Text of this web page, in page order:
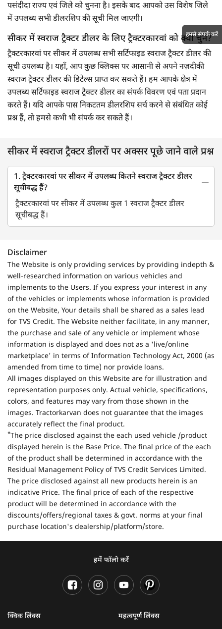
पसंदीदा राज्य एवं जिले को चुनना है। इसके बाद आपको उस विशेष जिले
में उपलब्ध सभी डीलरशिप की सूची मिल जाएगी।
सीकर में स्वराज ट्रैक्टर डीलर के लिए ट्रैक्टरकारवां को क्यों चुनें?
ट्रैक्टरकारवां पर सीकर में उपलब्ध सभी सर्टिफाइड स्वराज ट्रैक्टर डीलर की
सूची उपलब्ध है। यहाँ, आप कुछ क्लिक्स पर आसानी से अपने नज़दीकी
स्वराज ट्रैक्टर डीलर की डिटेल्स प्राप्त कर सकते हैं। हम आपके क्षेत्र में
उपलब्ध सर्टिफाइड स्वराज ट्रैक्टर डीलर का संपर्क विवरण एवं पता प्रदान
करते हैं। यदि आपके पास निकटतम डीलरशिप सर्च करने से संबंधित कोई
प्रश्न हैं, तो हमसे कभी भी संपर्क कर सकते हैं।
सीकर में स्वराज ट्रैक्टर डीलरों पर अक्सर पूछे जाने वाले प्रश्न
1. ट्रैक्टरकारवां पर सीकर में उपलब्ध कितने स्वराज ट्रैक्टर डीलर
सूचीबद्ध हैं?
ट्रैक्टरकारवां पर सीकर में उपलब्ध कुल 1 स्वराज ट्रैक्टर डीलर
सूचीबद्ध हैं।
Disclaimer
The Website is only providing services by providing indepth &
well-researched information on various vehicles and
implements to the Users. If you express your interest in any
of the vehicles or implements whose information is provided
on the Website, Your details shall be shared as a sales lead
for TVS Credit. The Website neither facilitate, in any manner,
the purchase and sale of any vehicle or implement whose
information is displayed and does not as a 'live/online
marketplace' in terms of Information Technology Act, 2000 (as
amended from time to time) nor provide loans.
All images displayed on this Website are for illustration and
representation purposes only. Actual vehicle, specifications,
colors, and features may vary from those shown in the
images. Tractorkarvan does not guarantee that the images
accurately reflect the final product.
*The price disclosed against the each used vehicle /product
displayed herein is the Base Price. The final price of the each
of the product shall be determined in accordance with the
Residual Management Policy of TVS Credit Services Limited.
The price disclosed against all new products herein is an
indicative Price. The final price of each of the respective
product will be determined in accordance with the
discounts/offers/regional taxes & govt. norms at your final
purchase location's dealership/platform/store.
हमें फॉलो करें
क्विक लिंक्स
महत्वपूर्ण लिंक्स
हमसे संपर्क करें